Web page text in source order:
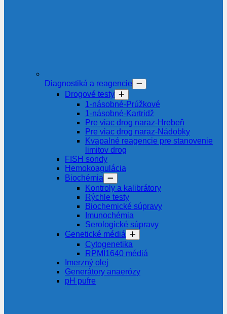
Diagnostiká a reagencie
Drogové testy
1-násobné-Prúžkové
1-násobné-Kartridž
Pre viac drog naraz-Hrebeň
Pre viac drog naraz-Nádobky
Kvapalné reagencie pre stanovenie
limitov drog
FISH sondy
Hemokoagulácia
Biochémia
Kontroly a kalibrátory
Rýchle testy
Biochemické súpravy
Imunochémia
Serologické súpravy
Genetické médiá
Cytogenetika
RPMI1640 médiá
Imerzný olej
Generátory anaerózy
pH pufre